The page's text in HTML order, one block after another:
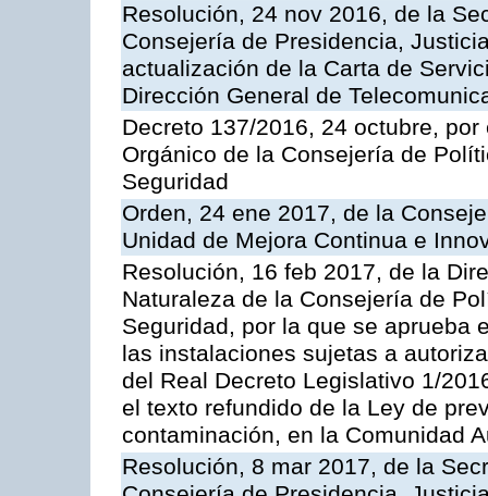
Resolución, 24 nov 2016, de la
Consejería de Presidencia,
actualización de la Carta de
Dirección General de
Decreto 137/2016, 24 octubre,
Orgánico de la Consejería de
Seguridad
Orden, 24 ene 2017, de la
Unidad de Mejora Continua e
Resolución, 16 feb 2017, de la
Naturaleza de la Consejería de
Seguridad, por la que se aprueba
las instalaciones sujetas a
del Real Decreto Legislativo 1/
el texto refundido de la Ley de
contaminación, en la Comunidad
Resolución, 8 mar 2017, de la